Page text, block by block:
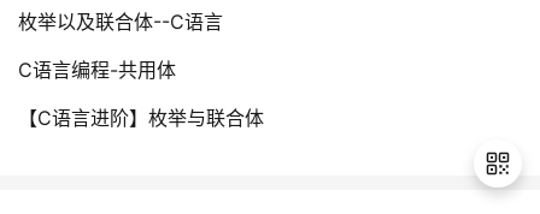
枚举以及联合体--C语言
C语言编程-共用体
【C语言进阶】枚举与联合体